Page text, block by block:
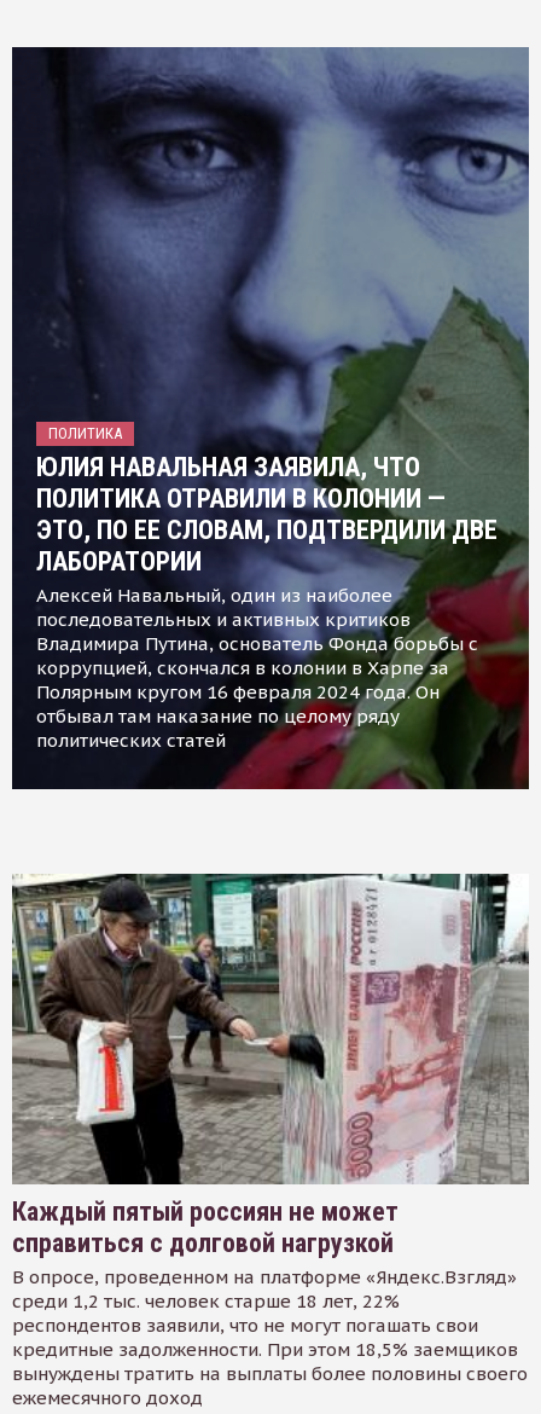
ПОЛИТИКА
ЮЛИЯ НАВАЛЬНАЯ ЗАЯВИЛА, ЧТО
ПОЛИТИКА ОТРАВИЛИ В КОЛОНИИ —
ЭТО, ПО ЕЕ СЛОВАМ, ПОДТВЕРДИЛИ ДВЕ
ЛАБОРАТОРИИ
Алексей Навальный, один из наиболее
последовательных и активных критиков
Владимира Путина, основатель Фонда борьбы с
коррупцией, скончался в колонии в Харпе за
Полярным кругом 16 февраля 2024 года. Он
отбывал там наказание по целому ряду
политических статей
Каждый пятый россиян не может
справиться с долговой нагрузкой
В опросе, проведенном на платформе «Яндекс.Взгляд»
среди 1,2 тыс. человек старше 18 лет, 22%
респондентов заявили, что не могут погашать свои
кредитные задолженности. При этом 18,5% заемщиков
вынуждены тратить на выплаты более половины своего
ежемесячного доход